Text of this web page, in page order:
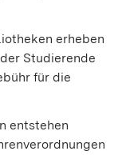
erheben
Studierende
für die
entstehen